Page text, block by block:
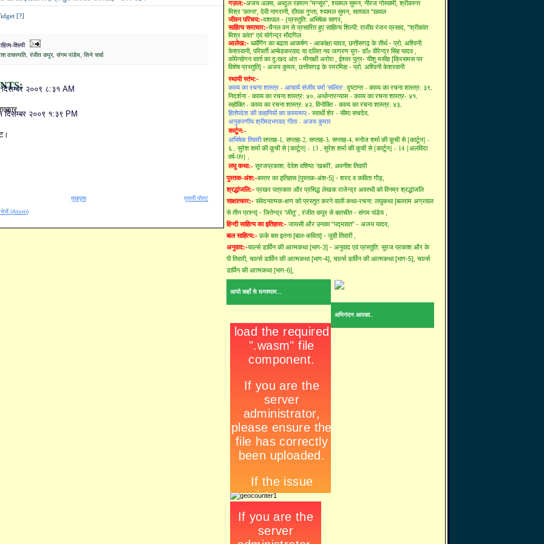
[?]
शिल्पी
वाचस्पति रंजीत कपूर, संगम पांडेय सिने चर्चा
२००९ ८:३१ AM
दिसम्बर २००९ १:३९ PM
पुरानी पोस्ट
मुखपृष्ठ
भेजें (Atom)
गज़ल:-अजय अक़्स, अब्दुल रहमान "मन्सूर", श्यामल सुमन, नीरज गोस्वामी, श्रीकान्त
मिश्र 'कान्त', देवी नागरानी, दीपक गुप्ता, श्यामल सुमन, सतपाल "ख़्याल
जीवन परिचय:-यशपाल - (प्रस्तुति: अभिषेक सागर,
साहित्य समाचार:-चैनल वन से प्रसारित हुए साहित्य शिल्पी: राजीव रंजन प्रसाद, "श्रीकांत
मिश्र कांत" एवं योगेन्द्र मौदगिल
आलेख:- ब्ळॉगिंग का बढता आकर्षण - आकांक्षा यादव, छत्तीसगढ़ के तीर्थ - प्रो. अश्विनी
केशरवानी, परिवर्ती अम्बेडकरवाद या दलित नव जागरण युग- डॉ० वीरेन्द्र सिंह यादव ,
कोपेनहेगन वार्ता का दुःखद अंत - मीनाक्षी अरोरा , ईश्वर पुत्र- यीशु मसीह [क्रिसमस पर
विशेष प्रस्तुति] - अजय कुमार, छत्तीसगढ़ के रमरमिहा - प्रो. अश्विनी केशरवानी
स्थायी स्तंभ:-
काव्य का रचना शास्त्र - आचार्य संजीव वर्मा 'सलिल': दृष्टान्त - काव्य का रचना शास्त्र: ३९,
निदर्शना - काव्य का रचना शास्त्र: ४०, अर्थान्तरन्यास - काव्य का रचना शास्त्र- ४१,
सहोक्ति - काव्य का रचना शास्त्र: ४२, विनोक्ति - काव्य का रचना शास्त्र: ४३,
हितोपदेश की कहानियों का काव्यरूप:- स्वार्थी शेर - सीमा सचदेव,
अनुकरणीय श्रीमदभगवद गीता - अजय कुमार
कार्टून:-
अभिषेक तिवारी:सप्ताह-1, सप्ताह-2, सप्ताह-3, सप्ताह-4, मनोज शर्मा की कूची से [कार्टून] -
६ , सुरेश शर्मा की कूची से [कार्टून] - 13 , सुरेश शर्मा की कूची से [कार्टून] - 14 {अलविदा
वर्ष-09} ,
लघु कथा:- सूरजप्रकाश, देवेश वशिष्ठ 'खबरी', अवनीश तिवारी
पुस्तक-अंश:-बस्तर का इतिहास [पुस्तक-अंश-5] - शरद व कविता गौड़,
श्रद्धांजलि:- प्रखर पत्रकार और प्रसिद्ध लेखक राजेन्द्र अवस्थी को विनम्र श्रद्धांजलि
साक्षात्कार:- संवेदनात्मक-क्षण को प्रस्तुत करने वाली कथा-रचना: लघुकथा [बलराम अग्रवाल
से तीन प्रश्न] - जितेन्द्र ’जीतू’ , रंजीत कपूर से बातचीत - संगम पांडेय ,
हिन्दी साहित्य का इतिहास:- जायसी और उनका "पद्मावत" - अजय यादव,
बाल साहित्य:- फ़र्क बस इतना [बाल-कविता] - जुही तिवारी ,
अनुवाद:-चार्ल्स डार्विन की आत्मकथा [भाग-3] - अनुवाद एवं प्रस्तुति: सूरज प्रकाश और के
पी तिवारी, चार्ल्स डार्विन की आत्मकथा [भाग-4], चार्ल्स डार्विन की आत्मकथा [भाग-5], चार्ल्स
डार्विन की आत्मकथा [भाग-6],
आयो कहाँ से घनश्याम...
अभिनंदन आपका..